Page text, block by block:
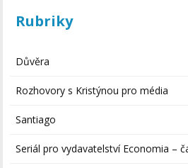
Rubriky
Důvěra
Rozhovory s Kristýnou pro média
Santiago
Seriál pro vydavatelství Economia –